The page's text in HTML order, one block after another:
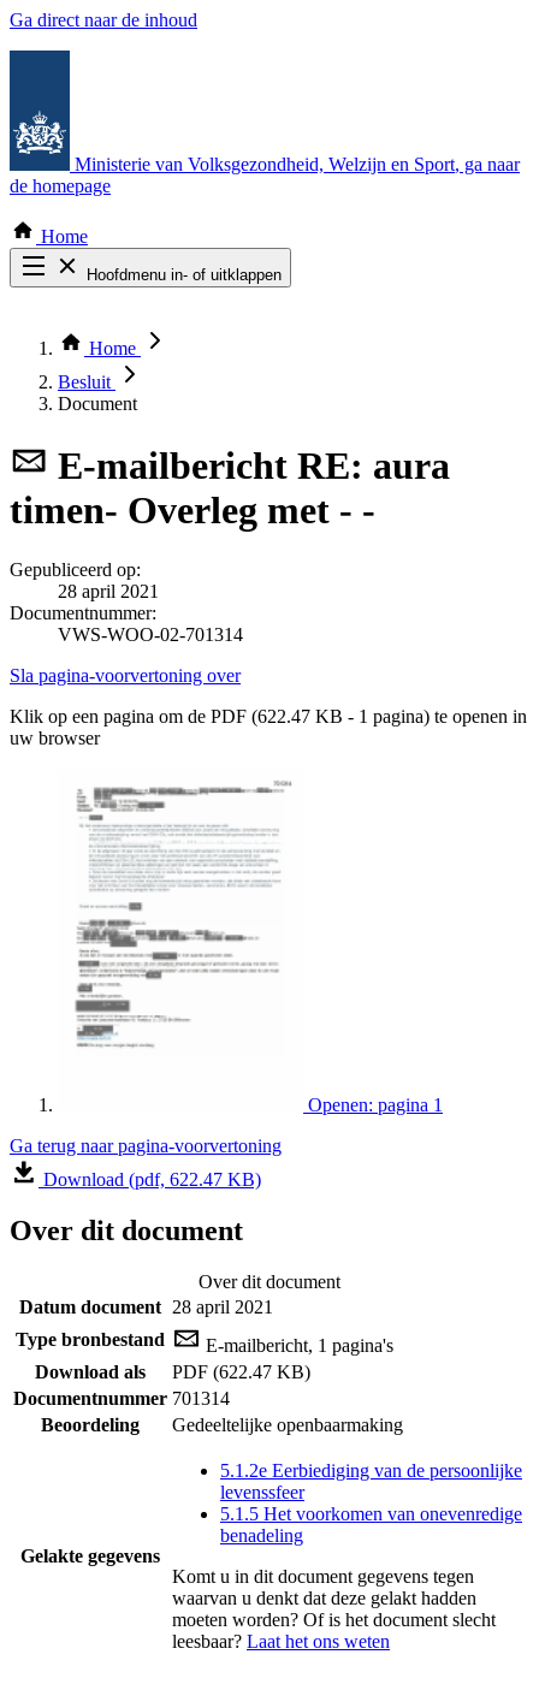
Ga direct naar de inhoud
Ministerie van Volksgezondheid, Welzijn en Sport, ga naar
de homepage
Home
Hoofdmenu in- of uitklappen
Thema COVID-19
Bekijk per bestuursorgaan
Home
Besluit
Document
E-mailbericht RE: aura
timen- Overleg met - -
Gepubliceerd op:
28 april 2021
Documentnummer:
VWS-WOO-02-701314
Sla pagina-voorvertoning over
Klik op een pagina om de PDF (622.47 KB - 1 pagina) te openen in
uw browser
Openen: pagina 1
Ga terug naar pagina-voorvertoning
Download (pdf, 622.47 KB)
Over dit document
Over dit document
Datum document 28 april 2021
Type bronbestand
E-mailbericht, 1 pagina's
Download als
PDF (622.47 KB)
Documentnummer 701314
Beoordeling
Gedeeltelijke openbaarmaking
Gelakte gegevens
5.1.2e Eerbiediging van de persoonlijke
levenssfeer
5.1.5 Het voorkomen van onevenredige
benadeling
Komt u in dit document gegevens tegen
waarvan u denkt dat deze gelakt hadden
moeten worden? Of is het document slecht
leesbaar? Laat het ons weten